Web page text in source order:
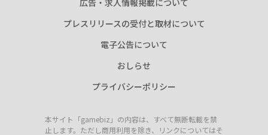
広告・求人情報掲載について
プレスリリースの受付と取材について
電子公告について
おしらせ
プライバシーポリシー
本サイト「gamebiz」の内容は、すべて無断転載を禁
止します。ただし商用利用を除き、リンクについてはそ